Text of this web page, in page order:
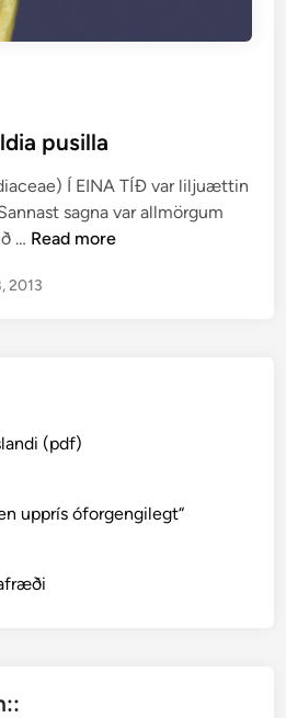
pusilla
Í EINA TÍÐ var liljuættin
sagna var allmörgum
… S
k
─
f
e
Read more
2013
(pdf)
upprís óforgengilegt“